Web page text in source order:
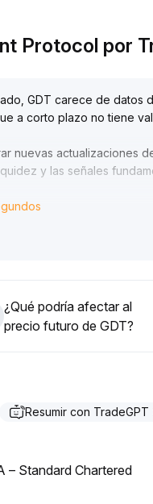
Protocol por
GDT carece de datos
a corto plazo no tiene
nuevas actualizaciones
y las señales
postura de observación y
¿Qué podría afectar al
precio futuro de GDT?
Resumir con TradeGPT
– Standard Chartered